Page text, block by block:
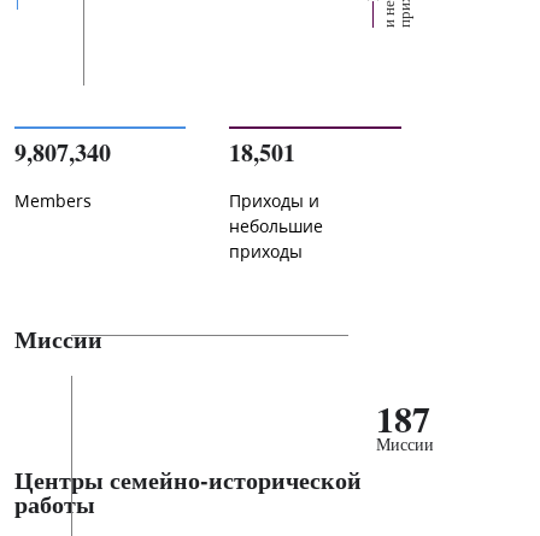
9,807,340
Members
18,501
Приходы и
небольшие
приходы
Миссии
187
Миссии
Центры семейно-исторической
работы